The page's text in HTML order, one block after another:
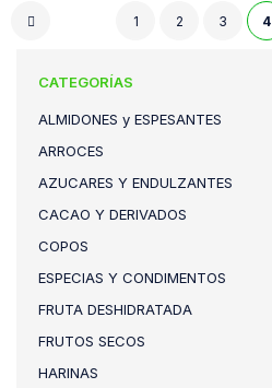
1 2 3 4
CATEGORÍAS
ALMIDONES y ESPESANTES
ARROCES
AZUCARES Y ENDULZANTES
CACAO Y DERIVADOS
COPOS
ESPECIAS Y CONDIMENTOS
FRUTA DESHIDRATADA
FRUTOS SECOS
HARINAS